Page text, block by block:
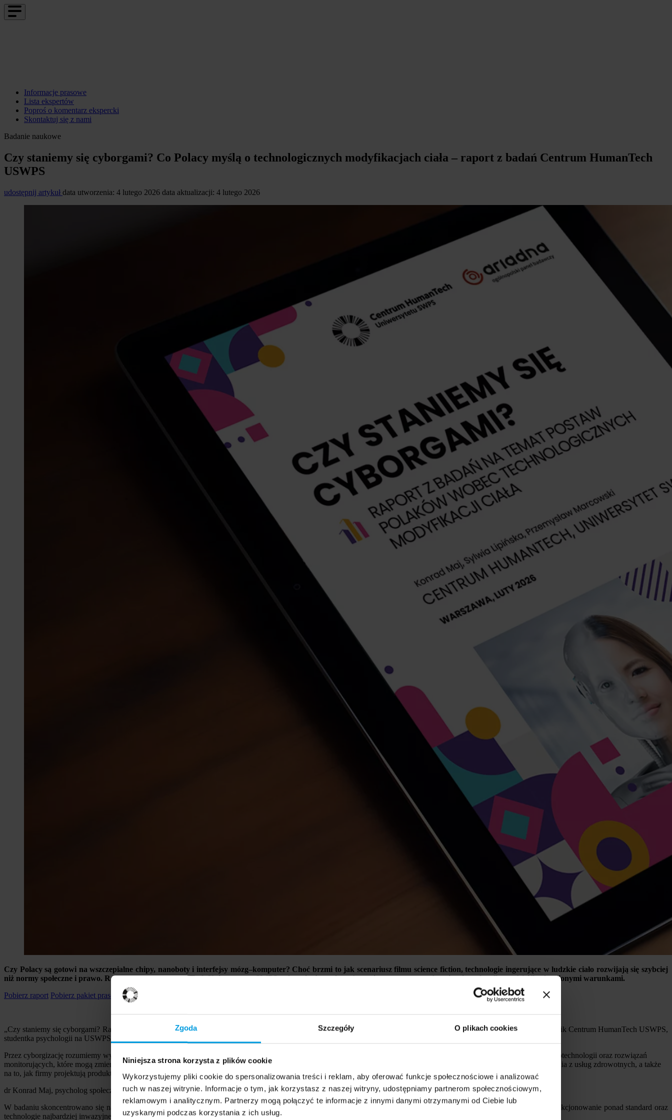
Zgoda Szczegóły O plikach cookies
Niniejsza strona korzysta z plików cookie
Wykorzystujemy pliki cookie do spersonalizowania treści i reklam, aby oferować funkcje społecznościowe i analizować
ruch w naszej witrynie. Informacje o tym, jak korzystasz z naszej witryny, udostępniamy partnerom społecznościowym,
reklamowym i analitycznym. Partnerzy mogą połączyć te informacje z innymi danymi otrzymanymi od Ciebie lub
uzyskanymi podczas korzystania z ich usług.
Informacje prasowe
Lista ekspertów
Poproś o komentarz ekspercki
Skontaktuj się z nami
Badanie naukowe
Czy staniemy się cyborgami? Co Polacy myślą o technologicznych modyfikacjach ciała – raport z badań Centrum HumanTech
USWPS
udostępnij artykuł data utworzenia: 4 lutego 2026 data aktualizacji: 4 lutego 2026
Czy Polacy są gotowi na wszczepialne chipy, nanoboty i interfejsy mózg–komputer? Choć brzmi to jak scenariusz filmu science fiction, technologie ingerujące w ludzkie ciało rozwijają się szybciej
niż normy społeczne i prawo. Raport Centrum HumanTech Uniwersytetu SWPS pokazuje, że społeczeństwo jest otwarte na cyborgizację – ale tylko pod ściśle określonymi warunkami.
Pobierz raport Pobierz pakiet prasowy
„Czy staniemy się cyborgami? Raport z badań na temat postaw Polaków wobec technologicznych modyfikacji ciała” opracowali: psycholog społeczny dr Konrad Maj, kierownik Centrum HumanTech USWPS,
studentka psychologii na USWPS Sylwia Lipińska i badacz, data scientist dr Przemysław Marcowski, University of California, San Diego / Uniwersytet SWPS.
Przez cyborgizację rozumiemy wykorzystanie technologii ingerujących w ciało lub funkcjonowanie człowieka (biotechnologicznych i elektronicznych), w tym implantów, neurotechnologii oraz rozwiązań
monitorujących, które mogą zmieniać zdrowie, sprawność lub sposób działania. Akceptacja społeczna wpływa na tempo wdrożeń, zaufanie do instytucji, gotowość do korzystania z usług zdrowotnych, a także
na to, jak firmy projektują produkty i jak państwo tworzy ramy prawne.
dr Konrad Maj, psycholog społeczny, kierownik Centrum Innowacji Społecznych i Technologicznych HumanTech Uniwersytetu SWPS, współautor raportu
W badaniu skoncentrowano się na postawach wobec cyborgizacji rozumianej szeroko: od technologii naprawczych i wspierających zdrowie, po rozwiązania poprawiające funkcjonowanie ponad standard oraz
technologie najbardziej inwazyjne.